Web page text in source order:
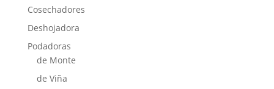
Cosechadores
Deshojadora
Podadoras
de Monte
de Viña